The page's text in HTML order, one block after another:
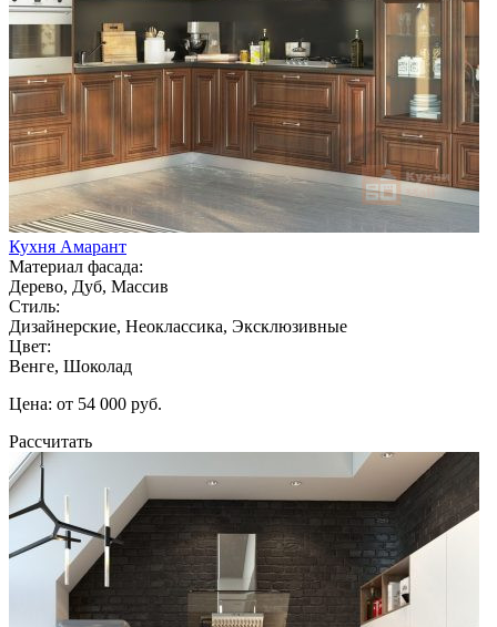
Кухня Амарант
Материал фасада:
Дерево, Дуб, Массив
Стиль:
Дизайнерские, Неоклассика, Эксклюзивные
Цвет:
Венге, Шоколад
Цена: от 54 000 руб.
Рассчитать